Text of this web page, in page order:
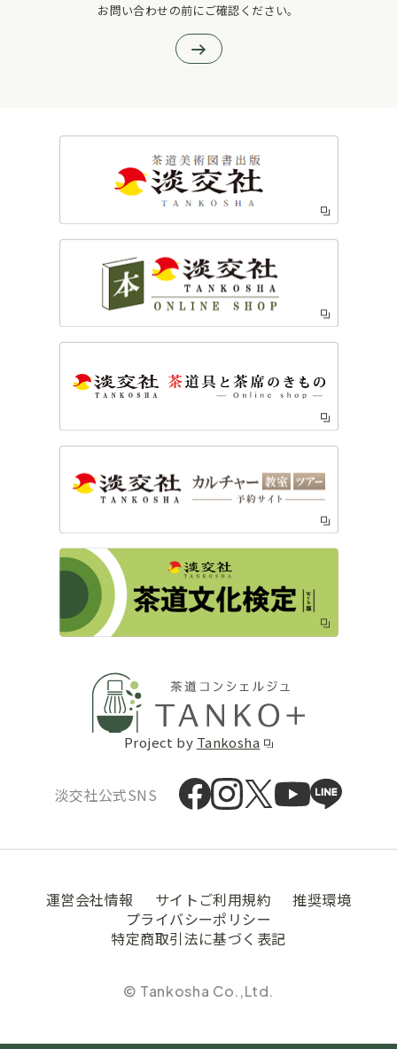
お問い合わせの前にご確認ください。
Project by Tankosha
淡交社公式SNS
運営会社情報 サイトご利用規約
推奨環境
プライバシーポリシー
特定商取引法に基づく表記
© Tankosha Co.,Ltd.